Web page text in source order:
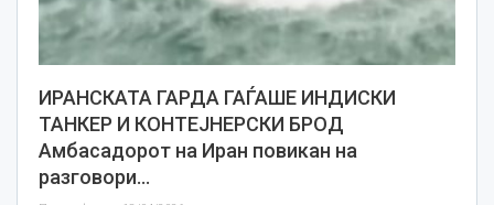
ИРАНСКАТА ГАРДА ГАЃАШЕ ИНДИСКИ
ТАНКЕР И КОНТЕЈНЕРСКИ БРОД
Амбасадорот на Иран повикан на
разговори…